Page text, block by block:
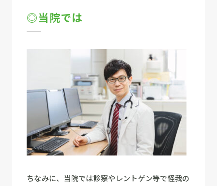
◎当院では
ちなみに、当院では診察やレントゲン等で怪我の